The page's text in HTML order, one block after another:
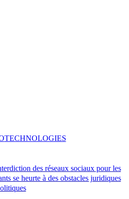
des réseaux sociaux pour les
se heurte à des obstacles juridiques
TECHNOLOGIES